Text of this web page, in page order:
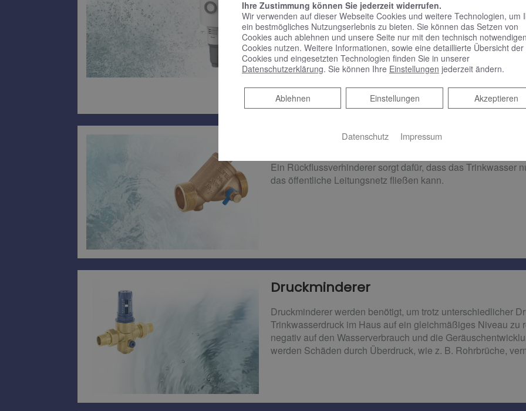
durchaus ein Problem dar. Sobald es im öffentlichen Netz
Rohrspülung durch den Versorger kommt, können Sand
Wasserfilter halten im Trinkwasser mitgeführte Partikel wie
Rostteilchen zurück und schützen somit die gesamte
Verunreinigung.Gemäß der Trinkwasserverordnung muss in
nach dem Wasserzähler ein Schutzfilter eingebaut sein. Ist
regelmäßige Wartung oftmals außer Acht gelassen. Die
nicht mehr gewährleistet werden.
Rückflussverhinderer​
Ein Rückflussverhinderer sorgt dafür, dass das Trinkwasser
das öffentliche Leitungsnetz fließen kann.
Druckminderer​
Druckminderer werden benötigt, um trotz unterschiedlicher
Trinkwasserdruck im Haus auf ein gleichmäßiges Niveau zu
negativ auf den Wasserverbrauch und die
werden Schäden durch Überdruck, wie z. B. Rohrbrüche,
Ihre Zustimmung können Sie jederzeit widerrufen.
Wir verwenden auf dieser Webseite Cookies und weitere Technologien, um
ein bestmögliches Nutzungserlebnis zu bieten. Sie können das Setzen von
Cookies auch ablehnen und unsere Seite nur mit den technisch notwendigen
Cookies nutzen. Weitere Informationen, sowie eine detaillierte Übersicht der
Cookies und eingesetzten Technologien finden Sie in unserer
Datenschutzerklärung. Sie können Ihre Einstellungen jederzeit ändern.
Akzeptieren
Einstellungen
Ablehnen
Ablehnen
Datenschutz Impressum